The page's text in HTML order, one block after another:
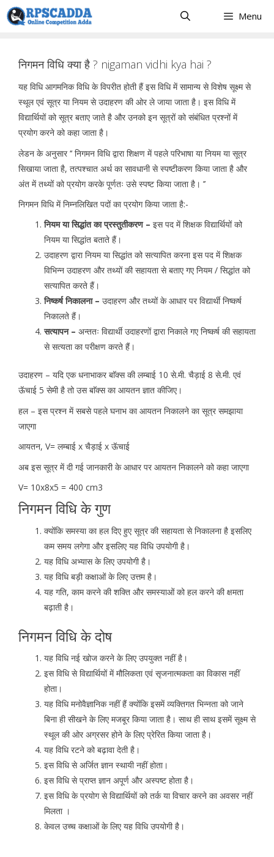
Skip
to
Menu
निगमन विधि क्या है ? nigaman vidhi kya hai ?
यह विधि आगमनिक विधि के विपरीत होती हैं इस विधि में सामान्य से विशेष सूक्ष्म से
स्थूल एवं सूत्र या नियम से उदाहरण की ओर ले जाया जाता है। इस विधि में
विद्यार्थियों को सूत्र बताए जाते है और उनको इन सूत्रों को संबंधित प्रश्नों में
प्रयोग करने को कहा जाता है।
लेडन के अनुसार ‘‘ निगमन विधि द्वारा शिक्षण में पहले परिभाषा या नियम या सूत्र
सिखाया जाता है, तत्पश्चात अर्थ का सावधानी से स्पष्टीकरण किया जाता है और
अंत में तथ्यों को प्रयोग करके पूर्णतः उसे स्पष्ट किया जाता है। ’’
निगमन विधि में निम्नलिखित पदों का प्रयोग किया जाता है:-
नियम या सिद्धांत का प्रस्तुतीकरण – इस पद में शिक्षक विद्यार्थियों को
नियम या सिद्धांत बताते हैं।
उदाहरण द्वारा नियम या सिद्धांत को सत्यापित करना इस पद में शिक्षक
विभिन्न उदाहरण और तथ्यों की सहायता से बताए गए नियम / सिद्धांत को
सत्यापित करते हैं।
निष्कर्ष निकालना – उदाहरण और तथ्यों के आधार पर विद्यार्थी निष्कर्ष
निकालते हैं।
सत्यापन – अन्ततः विद्यार्थी उदाहरणों द्वारा निकाले गए निष्कर्ष की सहायता
से सत्यता का परीक्षण करते हैं।
उदाहरण – यदि एक धनाभाकर बाॅक्स की लम्बाई 10 से.मी. चैड़ाई 8 से.मी. एवं
ऊॅचाई 5 सेमी है तो उस बाॅक्स का आयतन ज्ञात कीजिए।
हल – इस प्रश्न में सबसे पहले घनाभ का आयतन निकालने का सूत्र समझाया
जाएगा
आयतन, V= लम्बाई x चैड़ाई x ऊॅचाई
अब इस सूत्र में दी गई जानकारी के आधार पर आयतन निकालने को कहा जाएगा
V= 10x8x5 = 400 cm3
निगमन विधि के गुण
क्योंकि समस्या का हल दिए हुए सूत्र की सहायता से निकालना है इसलिए
कम समय लगेगा और इसलिए यह विधि उपयोगी है।
यह विधि अभ्यास के लिए उपयोगी है।
यह विधि बड़ी कक्षाओं के लिए उत्तम है।
यह गति, काम करने की शक्ति और समस्याओं को हल करने की क्षमता
बढ़ाती है।
निगमन विधि के दोष
यह विधि नई खोज करने के लिए उपयुक्त नहीं है।
इस विधि से विद्यार्थियों में मौलिकता एवं सृजनात्मकता का विकास नहीं
होता।
यह विधि मनोवैज्ञानिक नहीं हैं क्योंकि इसमें व्यक्तिगत भिन्नता को जाने
बिना ही सीखने के लिए मजबूर किया जाता है। साथ ही साथ इसमें सूक्ष्म से
स्थूल की ओर अग्रसर होने के लिए प्रेरित किया जाता है।
यह विधि रटने को बढ़ावा देती है।
इस विधि से अर्जित ज्ञान स्थायी नहीं होता।
इस विधि से प्राप्त ज्ञान अपूर्ण और अस्पष्ट होता है।
इस विधि के प्रयोग से विद्यार्थियों को तर्क या विचार करने का अवसर नहीं
मिलता ।
केवल उच्च कक्षाओं के लिए यह विधि उपयोगी है।